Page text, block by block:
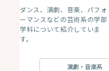
ダンス、演劇、音楽、パフォ
ーマンスなどの芸術系の学部
学科について紹介していま
す。
演劇・音楽系